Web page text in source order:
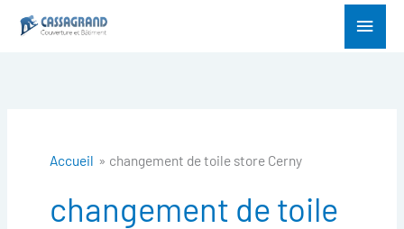
Menu
Accueil changement de toile store Cerny
changement de toile